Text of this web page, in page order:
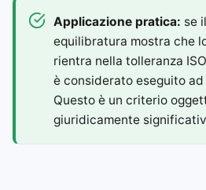
Applicazione pratica: se
equilibratura mostra che
rientra nella tolleranza
è considerato eseguito
Questo è un criterio
giuridicamente